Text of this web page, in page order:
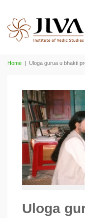
Home | Uloga gurua u bhakti
Uloga